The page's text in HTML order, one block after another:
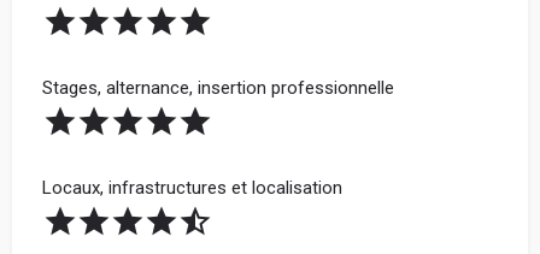
Stages, alternance, insertion professionnelle
Locaux, infrastructures et localisation